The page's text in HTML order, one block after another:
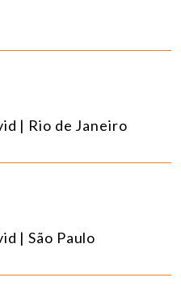
| Rio de Janeiro
| São Paulo